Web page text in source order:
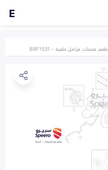
E
طقم فحمات فرامل خلفية - BRF1531